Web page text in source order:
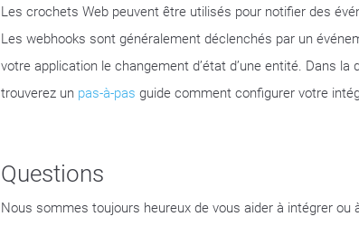
Les crochets Web peuvent être utilisés pour notifier des
Les webhooks sont généralement déclenchés par un
votre application le changement d’état d’une entité. Dans la
trouverez un pas-à-pas guide comment configurer votre
Questions
Nous sommes toujours heureux de vous aider à intégrer ou